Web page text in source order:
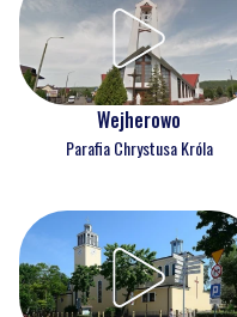
Wejherowo
Parafia Chrystusa Króla